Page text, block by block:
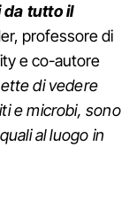
da tutto il
professore di
e co-autore
di vedere
e microbi, sono
al luogo in